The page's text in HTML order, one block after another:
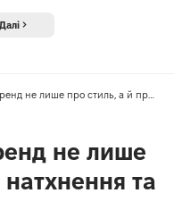
Далі
стиль, а й про натхнення та комфортне життя
не лише
та